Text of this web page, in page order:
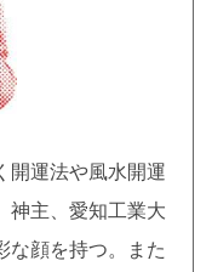
開運法や風水開運
神主、愛知工業大
な顔を持つ。また